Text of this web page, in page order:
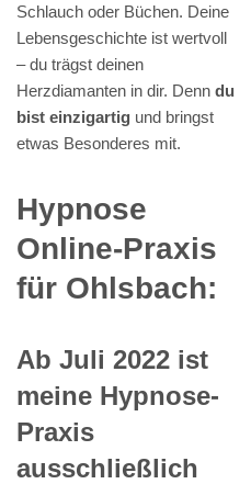
Schlauch oder Büchen. Deine
Lebensgeschichte ist wertvoll
– du trägst deinen
Herzdiamanten in dir. Denn du
bist einzigartig und bringst
etwas Besonderes mit.
Hypnose
Online-Praxis
für Ohlsbach:
Ab Juli 2022 ist
meine Hypnose-
Praxis
ausschließlich